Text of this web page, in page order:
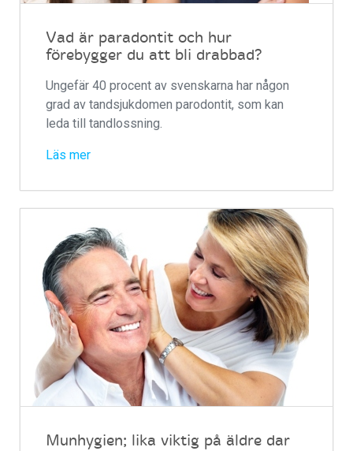
Vad är paradontit och hur
förebygger du att bli drabbad?
Ungefär 40 procent av svenskarna har någon
grad av tandsjukdomen parodontit, som kan
leda till tandlossning.
Läs mer
Munhygien; lika viktig på äldre dar